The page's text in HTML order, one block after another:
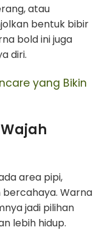
atau
bentuk bibir
bold ini juga
diri.
yang Bikin
area pipi,
Warna
jadi pilihan
lebih hidup.